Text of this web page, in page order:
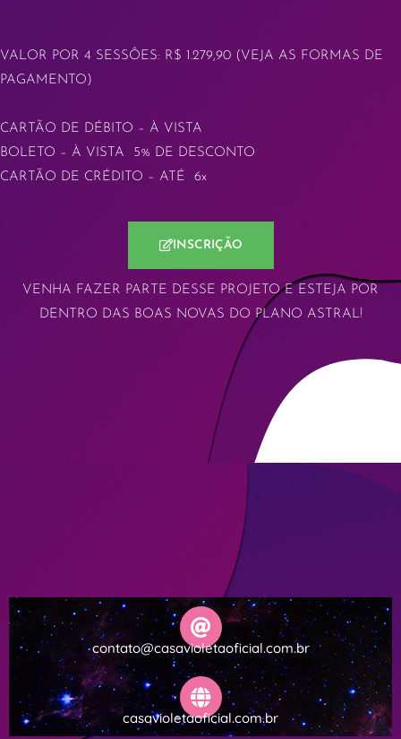
VALOR POR 4 SESSÔES: R$ 1.279,90 (VEJA AS FORMAS DE
PAGAMENTO)
CARTÃO DE DÉBITO – À VISTA
BOLETO – À VISTA 5% DE DESCONTO
CARTÃO DE CRÉDITO – ATÉ 6x
INSCRIÇÃO
VENHA FAZER PARTE DESSE PROJETO E ESTEJA POR
DENTRO DAS BOAS NOVAS DO PLANO ASTRAL!
contato@casavioletaoficial.com.br
casavioletaoficial.com.br